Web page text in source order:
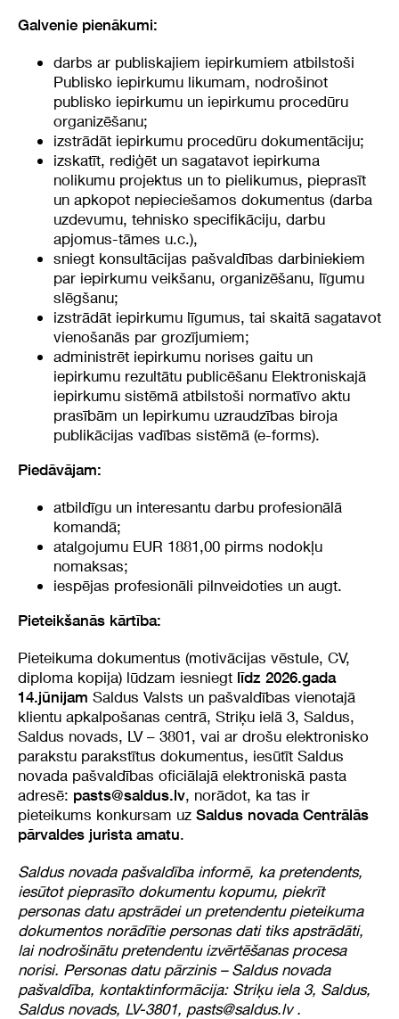
Galvenie pienākumi:
darbs ar publiskajiem iepirkumiem atbilstoši
Publisko iepirkumu likumam, nodrošinot
publisko iepirkumu un iepirkumu procedūru
organizēšanu;
izstrādāt iepirkumu procedūru dokumentāciju;
izskatīt, rediģēt un sagatavot iepirkuma
nolikumu projektus un to pielikumus, pieprasīt
un apkopot nepieciešamos dokumentus (darba
uzdevumu, tehnisko specifikāciju, darbu
apjomus-tāmes u.c.),
sniegt konsultācijas pašvaldības darbiniekiem
par iepirkumu veikšanu, organizēšanu, līgumu
slēgšanu;
izstrādāt iepirkumu līgumus, tai skaitā sagatavot
vienošanās par grozījumiem;
administrēt iepirkumu norises gaitu un
iepirkumu rezultātu publicēšanu Elektroniskajā
iepirkumu sistēmā atbilstoši normatīvo aktu
prasībām un Iepirkumu uzraudzības biroja
publikācijas vadības sistēmā (e-forms).
Piedāvājam:
atbildīgu un interesantu darbu profesionālā
komandā;
atalgojumu EUR 1881,00 pirms nodokļu
nomaksas;
iespējas profesionāli pilnveidoties un augt.
Pieteikšanās kārtība:
Pieteikuma dokumentus (motivācijas vēstule, CV,
diploma kopija) lūdzam iesniegt līdz 2026.gada
14.jūnijam Saldus Valsts un pašvaldības vienotajā
klientu apkalpošanas centrā, Striķu ielā 3, Saldus,
Saldus novads, LV – 3801, vai ar drošu elektronisko
parakstu parakstītus dokumentus, iesūtīt Saldus
novada pašvaldības oficiālajā elektroniskā pasta
adresē: pasts@saldus.lv, norādot, ka tas ir
pieteikums konkursam uz Saldus novada Centrālās
pārvaldes jurista amatu.
Saldus novada pašvaldība informē, ka pretendents,
iesūtot pieprasīto dokumentu kopumu, piekrīt
personas datu apstrādei un pretendentu pieteikuma
dokumentos norādītie personas dati tiks apstrādāti,
lai nodrošinātu pretendentu izvērtēšanas procesa
norisi. Personas datu pārzinis – Saldus novada
pašvaldība, kontaktinformācija: Striķu iela 3, Saldus,
Saldus novads, LV-3801, pasts@saldus.lv .